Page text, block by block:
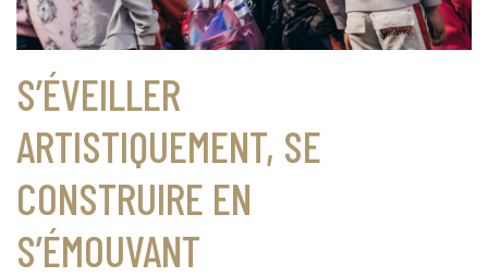
S’ÉVEILLER
ARTISTIQUEMENT, SE
CONSTRUIRE EN
S’ÉMOUVANT